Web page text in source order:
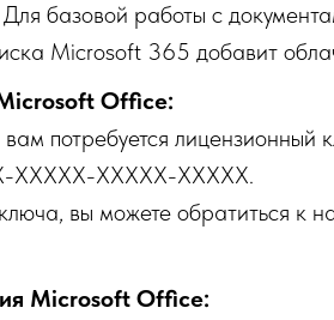
базовой работы с
Microsoft 365 добавит
Office:
потребуется лицензионный
XXXXX-XXXXX-XXXXX.
вы можете обратиться к
Microsoft Office: